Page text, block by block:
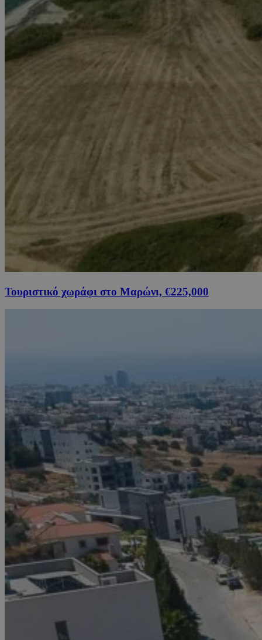
Τουριστικό χωράφι στο Μαρώνι, €225,000